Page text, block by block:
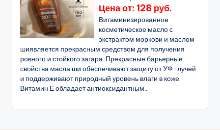
Цена от: 128 руб.
Витаминизированное
косметическое масло с
экстрактом моркови и маслом
шиявляется прекрасным средством для получения
ровного и стойкого загара. Прекрасные барьерные
свойства масла ши обеспечивают защиту от УФ-лучей
и поддерживают природный уровень влаги в коже.
Витамин Е обладает антиоксидантным...